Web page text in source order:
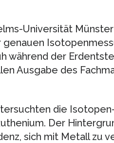
Universität
während der
Ausgabe des
die
Der
sich mit Metall zu